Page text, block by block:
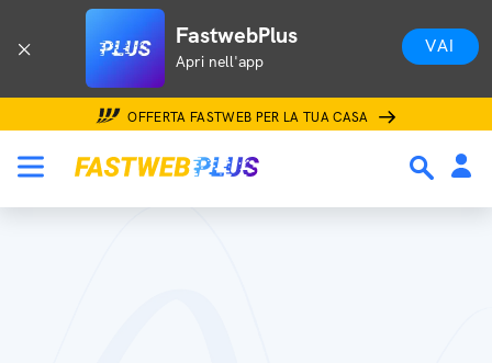
FastwebPlus
Apri nell'app
VAI
OFFERTA FASTWEB PER LA TUA CASA